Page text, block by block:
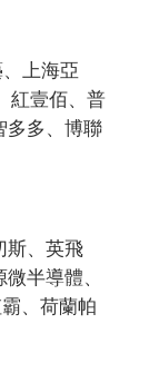
上海亞
紅壹佰、普
多多、博聯
斯、英飛
半導體、
、荷蘭帕